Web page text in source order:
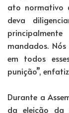
ato normativo
deva
mandados.
em todos
punição”,
Durante a
da eleição da